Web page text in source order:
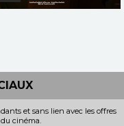
Bande-annonce
Réservation
et sans lien avec les offres
cinéma.